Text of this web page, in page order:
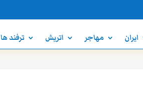
ایران مهاجر اتریش ترفند ها